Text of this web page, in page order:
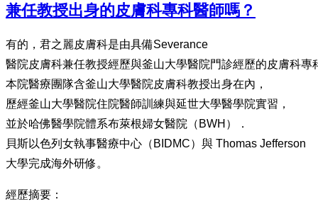
兼任教授出身的皮膚科專科醫師嗎？
有的，君之麗皮膚科是由具備Severance
醫院皮膚科兼任教授經歷與釜山大學醫院門診經歷的皮膚科
本院醫療團隊含釜山大學醫院皮膚科教授出身在內，
歷經釜山大學醫院住院醫師訓練與延世大學醫學院實習，
並於哈佛醫學院體系布萊根婦女醫院（BWH）．
貝斯以色列女執事醫療中心（BIDMC）與 Thomas Jefferson
大學完成海外研修。
經歷摘要：